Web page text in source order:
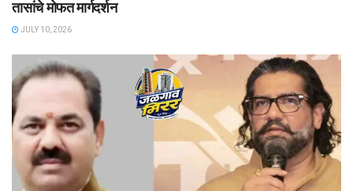
तासांचे मोफत मार्गदर्शन
JULY 10, 2026